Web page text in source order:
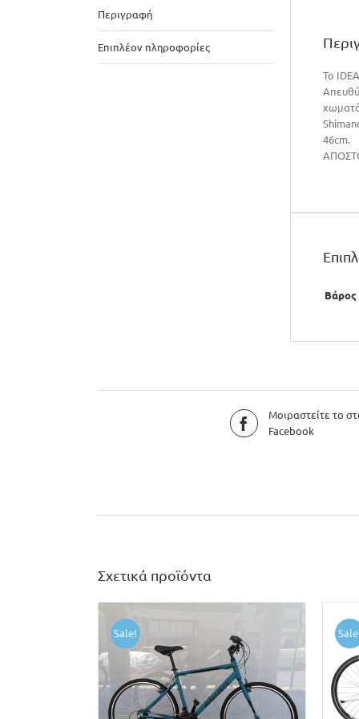
Περιγραφή
Επιπλέον πληροφορίες
Το
46cm.
Βάρος
Μοιραστείτε το
Facebook
Σχετικά προϊόντα
Sale!